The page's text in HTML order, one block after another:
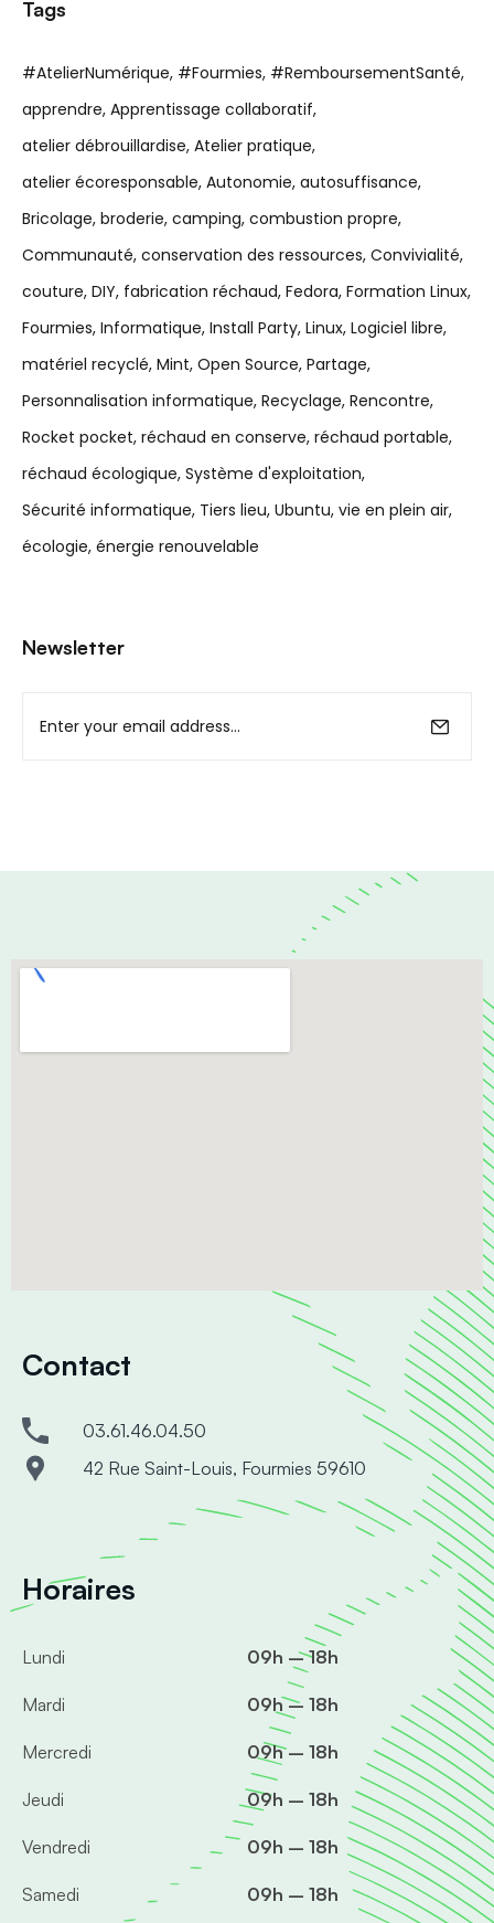
Tags
#AtelierNumérique #Fourmies #RemboursementSanté
apprendre Apprentissage collaboratif
atelier débrouillardise Atelier pratique
atelier écoresponsable Autonomie autosuffisance
Bricolage broderie camping combustion propre
Communauté conservation des ressources Convivialité
couture DIY fabrication réchaud Fedora Formation Linux
Fourmies Informatique Install Party Linux Logiciel libre
matériel recyclé Mint Open Source Partage
Personnalisation informatique Recyclage Rencontre
Rocket pocket réchaud en conserve réchaud portable
réchaud écologique Système d'exploitation
Sécurité informatique Tiers lieu Ubuntu vie en plein air
écologie énergie renouvelable
Newsletter
Contact
03.61.46.04.50
42 Rue Saint-Louis, Fourmies 59610
Horaires
Lundi 09h – 18h
Mardi 09h – 18h
Mercredi 09h – 18h
Jeudi 09h – 18h
Vendredi 09h – 18h
Samedi 09h – 18h